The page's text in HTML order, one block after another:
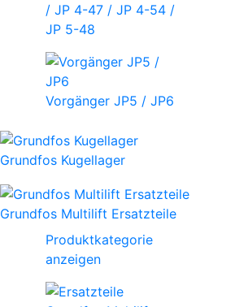
/ JP 4-47 / JP 4-54 /
JP 5-48
Vorgänger JP5 / JP6
Grundfos Kugellager
Grundfos Multilift Ersatzteile
Produktkategorie
anzeigen